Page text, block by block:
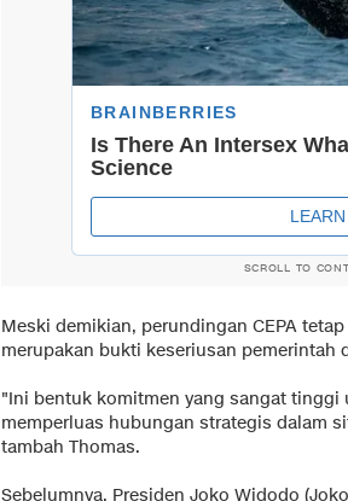
SCROLL TO
Meski demikian, perundingan CEPA
merupakan bukti keseriusan pemerintah
"Ini bentuk komitmen yang sangat
memperluas hubungan strategis dalam
tambah Thomas.
Sebelumnya, Presiden Joko Widodo